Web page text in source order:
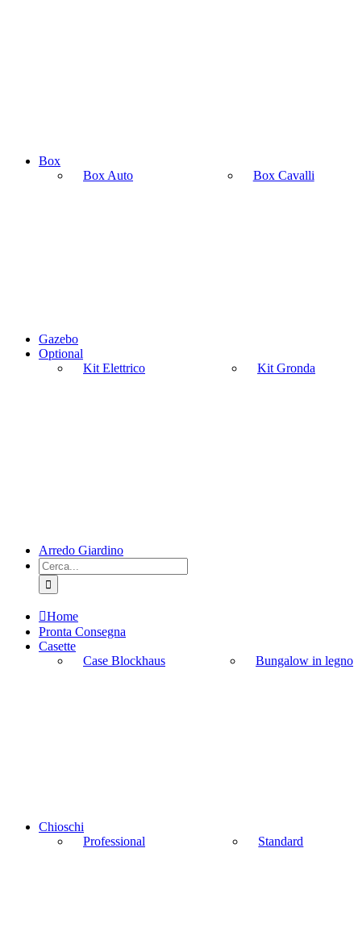
Box
Box Auto
Box Cavalli
Gazebo
Optional
Kit Elettrico
Kit Gronda
Arredo Giardino
Cerca
per:
Home
Pronta Consegna
Casette
Case Blockhaus
Bungalow in legno
Chioschi
Professional
Standard